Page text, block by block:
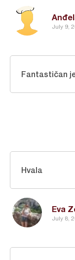
July 9,
Fantastičan
Eva
July 8,
Hvala